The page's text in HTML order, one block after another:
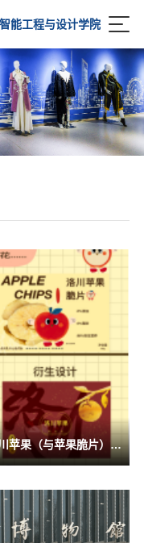
智能工程与设计学院
设计赋能“土特产”助力乡村振兴——洛川苹果（与苹果脆片）包装设计